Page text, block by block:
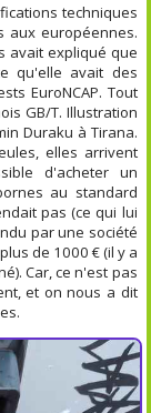
techniques
aux européennes.
avait expliqué que
qu'elle avait des
EuroNCAP. Tout
GB/T. Illustration
Duraku à Tirana.
elles arrivent
d'acheter un
au standard
pas (ce qui lui
par une société
de 1000 € (il y a
Car, ce n'est pas
et on nous a dit